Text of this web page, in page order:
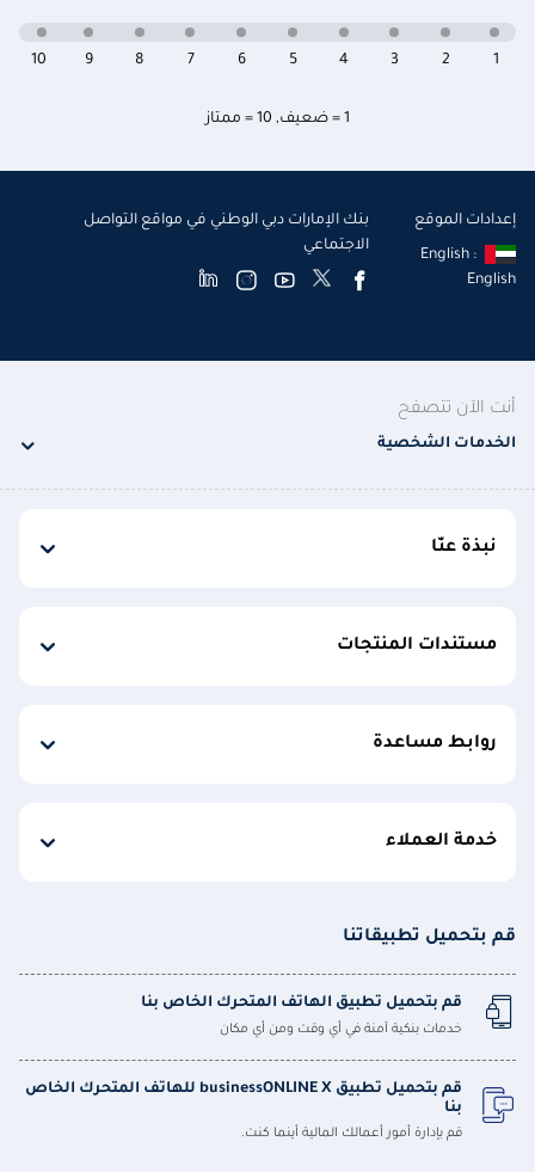
1 = ضعيف , 10 = ممتاز
10 9 8 7 6 5 4 3 2 1
إعدادات الموقع
English :
English
بنك الإمارات دبي الوطني في مواقع التواصل
الاجتماعي
أنت الآن تتصفح
الخدمات الشخصية
نبذة عنّا
مستندات المنتجات
روابط مساعدة
خدمة العملاء
قم بتحميل تطبيقاتنا
قم بتحميل تطبيق الهاتف المتحرك الخاص بنا
خدمات بنكية آمنة في أي وقت ومن أي مكان
قم بتحميل تطبيق businessONLINE X للهاتف المتحرك الخاص
بنا
قم بإدارة أمور أعمالك المالية أينما كنت.